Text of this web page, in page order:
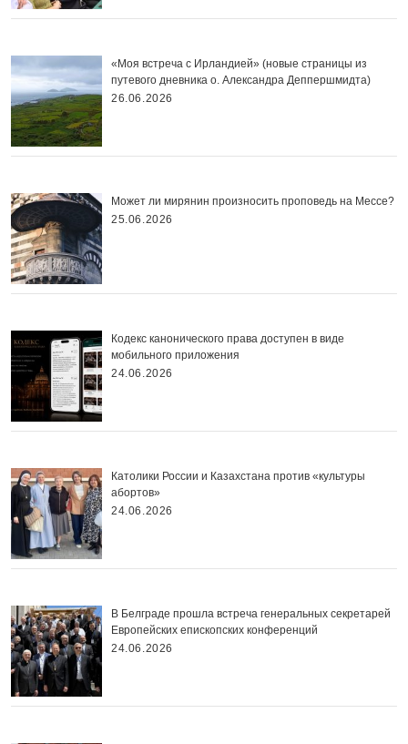
«Моя встреча с Ирландией» (новые страницы из
путевого дневника о. Александра Деппершмидта)
26.06.2026
Может ли мирянин произносить проповедь на Мессе?
25.06.2026
Кодекс канонического права доступен в виде
мобильного приложения
24.06.2026
Католики России и Казахстана против «культуры
абортов»
24.06.2026
В Белграде прошла встреча генеральных секретарей
Европейских епископских конференций
24.06.2026